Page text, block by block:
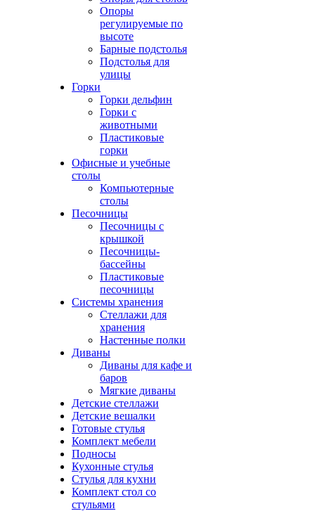
Опоры
регулируемые по
высоте
Барные подстолья
Подстолья для
улицы
Горки
Горки дельфин
Горки с
животными
Пластиковые
горки
Офисные и учебные
столы
Компьютерные
столы
Песочницы
Песочницы с
крышкой
Песочницы-
бассейны
Пластиковые
песочницы
Системы хранения
Стеллажи для
хранения
Настенные полки
Диваны
Диваны для кафе и
баров
Мягкие диваны
Детские стеллажи
Детские вешалки
Готовые стулья
Комплект мебели
Подносы
Кухонные стулья
Стулья для кухни
Комплект стол со
стульями